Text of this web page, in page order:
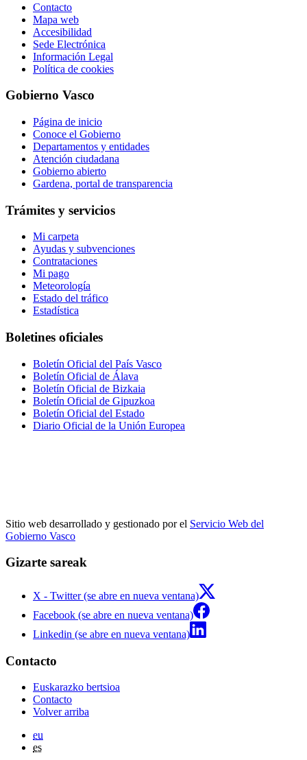
Contacto
Mapa web
Accesibilidad
Sede Electrónica
Información Legal
Política de cookies
Gobierno Vasco
Página de inicio
Conoce el Gobierno
Departamentos y entidades
Atención ciudadana
Gobierno abierto
Gardena, portal de transparencia
Trámites y servicios
Mi carpeta
Ayudas y subvenciones
Contrataciones
Mi pago
Meteorología
Estado del tráfico
Estadística
Boletines oficiales
Boletín Oficial del País Vasco
Boletín Oficial de Álava
Boletín Oficial de Bizkaia
Boletín Oficial de Gipuzkoa
Boletín Oficial del Estado
Diario Oficial de la Unión Europea
Sitio web desarrollado y gestionado por el Servicio Web del
Gobierno Vasco
Gizarte sareak
X - Twitter (se abre en nueva ventana)
Facebook (se abre en nueva ventana)
Linkedin (se abre en nueva ventana)
Contacto
Euskarazko bertsioa
Contacto
Volver arriba
eu
es